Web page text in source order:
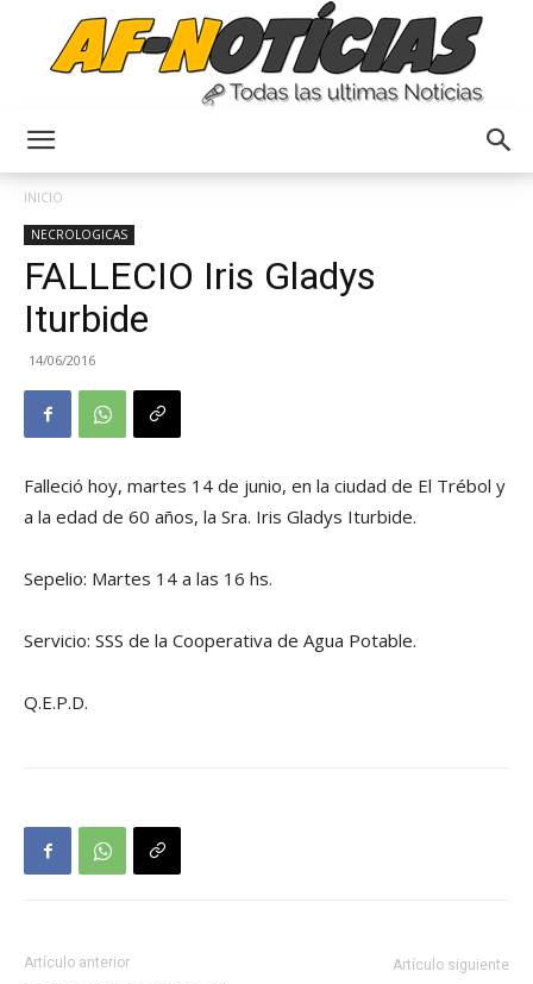
INICIO
NECROLOGICAS
FALLECIO Iris Gladys
Iturbide
14/06/2016
Falleció hoy, martes 14 de junio, en la ciudad de El Trébol y
a la edad de 60 años, la Sra. Iris Gladys Iturbide.
Sepelio: Martes 14 a las 16 hs.
Servicio: SSS de la Cooperativa de Agua Potable.
Q.E.P.D.
Artículo anterior Artículo siguiente